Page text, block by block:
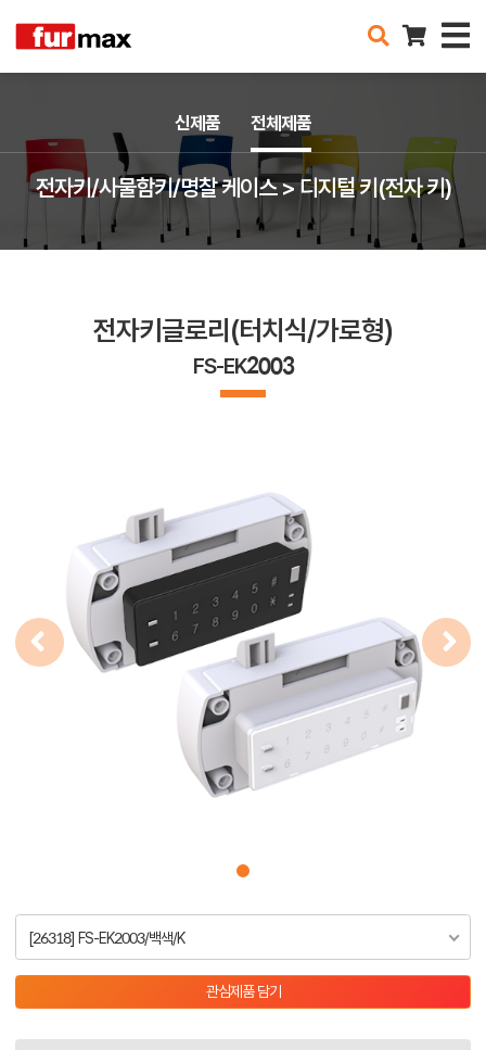
전자키/사물함키/명찰 케이스 > 디지털 키(전자 키)
신제품 전체제품
전자키글로리(터치식/가로형)
FS-EK2003
[26318] FS-EK2003/백색/K
관심제품 담기